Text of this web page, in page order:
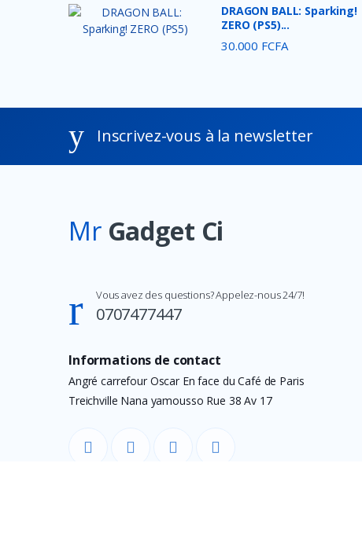
DRAGON BALL: Sparking!
ZERO (PS5)...
30.000 FCFA
Inscrivez-vous à la newsletter
Mr Gadget Ci
Vous avez des questions? Appelez-nous 24/7!
0707477447
Informations de contact
Angré carrefour Oscar En face du Café de Paris
Treichville Nana yamousso Rue 38 Av 17